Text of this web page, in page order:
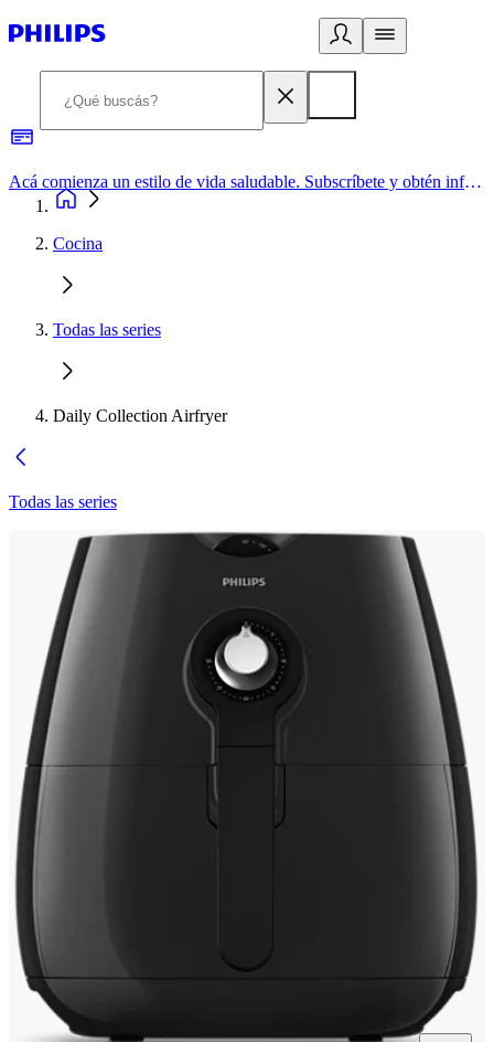
Acá comienza un estilo de vida saludable. Subscríbete y obtén información de primera mano
Cocina
Todas las series
Daily Collection Airfryer
Todas las series